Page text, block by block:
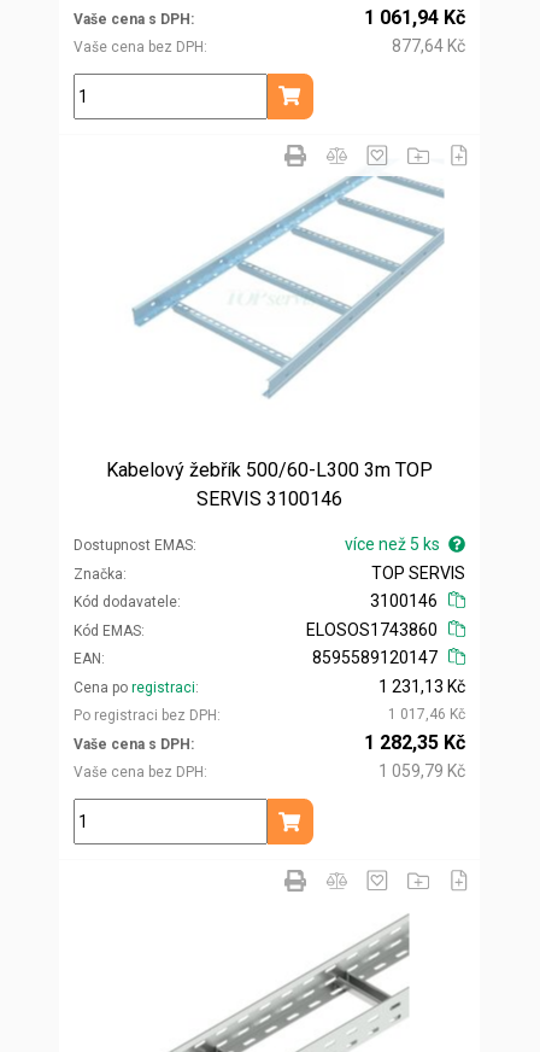
Vaše cena s DPH
Vaše cena bez DPH
1 061,94 Kč
877,64 Kč
ks
Přidat do košíku
Kabelový žebřík 500/60-L300 3m TOP
SERVIS 3100146
Dostupnost EMAS více než 5 ks
Značka
Kód dodavatele
TOP SERVIS
3100146
Kód EMAS
EAN
ELOSOS1743860
8595589120147
Cena po registraci
Po registraci bez DPH
1 231,13 Kč
1 017,46 Kč
Vaše cena s DPH
Vaše cena bez DPH
1 282,35 Kč
1 059,79 Kč
ks
Přidat do košíku